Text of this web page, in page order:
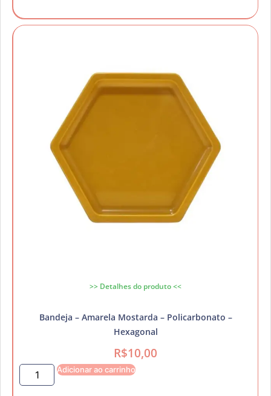
>> Detalhes do produto <<
Bandeja – Amarela Mostarda – Policarbonato –
Hexagonal
R$10,00
Adicionar ao carrinho